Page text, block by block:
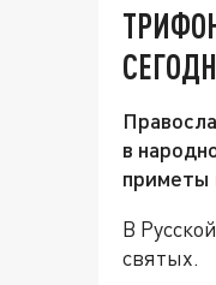
в
приметы
В
святых.